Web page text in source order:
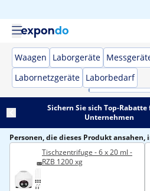
Waagen Laborgeräte
Labornetzgeräte Laborbedarf
Sichern Sie sich Top-
Unternehmen
Personen, die dieses Produkt
Tischzentrifuge - 6 x 20 ml -
RZB 1200 xg